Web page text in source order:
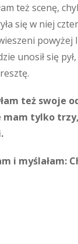
też scenę,
się w niej
powyżej
unosił się
też swoje
mam tylko
i myślałam: